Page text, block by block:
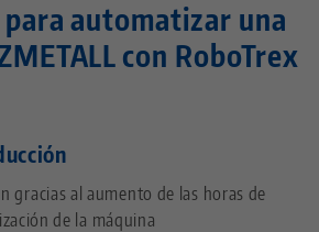
para automatizar una
con RoboTrex
gracias al aumento de las horas de
de la máquina